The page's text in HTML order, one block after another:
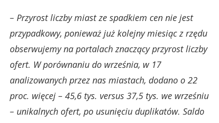
– Przyrost liczby miast ze spadkiem cen nie jest
przypadkowy, ponieważ już kolejny miesiąc z rzędu
obserwujemy na portalach znaczący przyrost liczby
ofert. W porównaniu do września, w 17
analizowanych przez nas miastach, dodano o 22
proc. więcej – 45,6 tys. versus 37,5 tys. we wrześniu
– unikalnych ofert, po usunięciu duplikatów. Saldo